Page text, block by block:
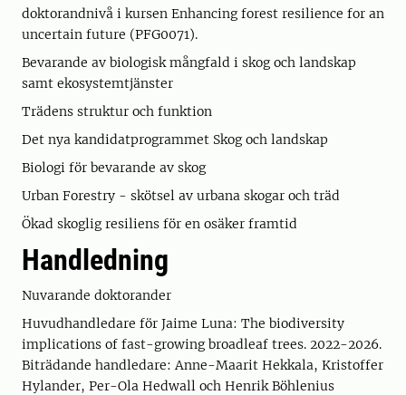
doktorandnivå i kursen Enhancing forest resilience for an
uncertain future (PFG0071).
Bevarande av biologisk mångfald i skog och landskap
samt ekosystemtjänster
Trädens struktur och funktion
Det nya kandidatprogrammet Skog och landskap
Biologi för bevarande av skog
Urban Forestry - skötsel av urbana skogar och träd
Ökad skoglig resiliens för en osäker framtid
Handledning
Nuvarande doktorander
Huvudhandledare för Jaime Luna: The biodiversity
implications of fast-growing broadleaf trees. 2022-2026.
Biträdande handledare: Anne-Maarit Hekkala, Kristoffer
Hylander, Per-Ola Hedwall och Henrik Böhlenius